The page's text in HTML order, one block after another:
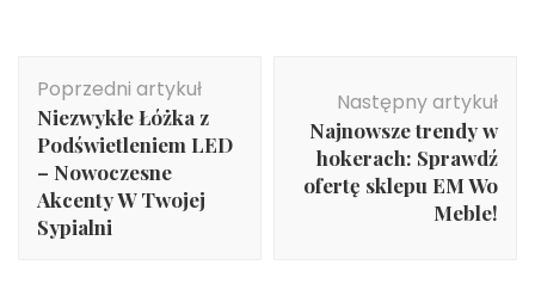
wpisu
Poprzedni artykuł
Niezwykłe Łóżka z
Podświetleniem LED
– Nowoczesne
Akcenty W Twojej
Sypialni
Następny artykuł
Najnowsze trendy w
hokerach: Sprawdź
ofertę sklepu EM Wo
Meble!